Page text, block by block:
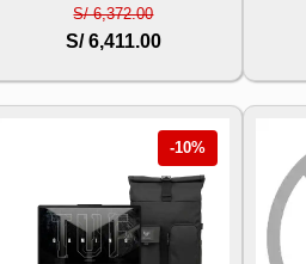
S/ 6,372.00
S/ 6,411.00
-10%